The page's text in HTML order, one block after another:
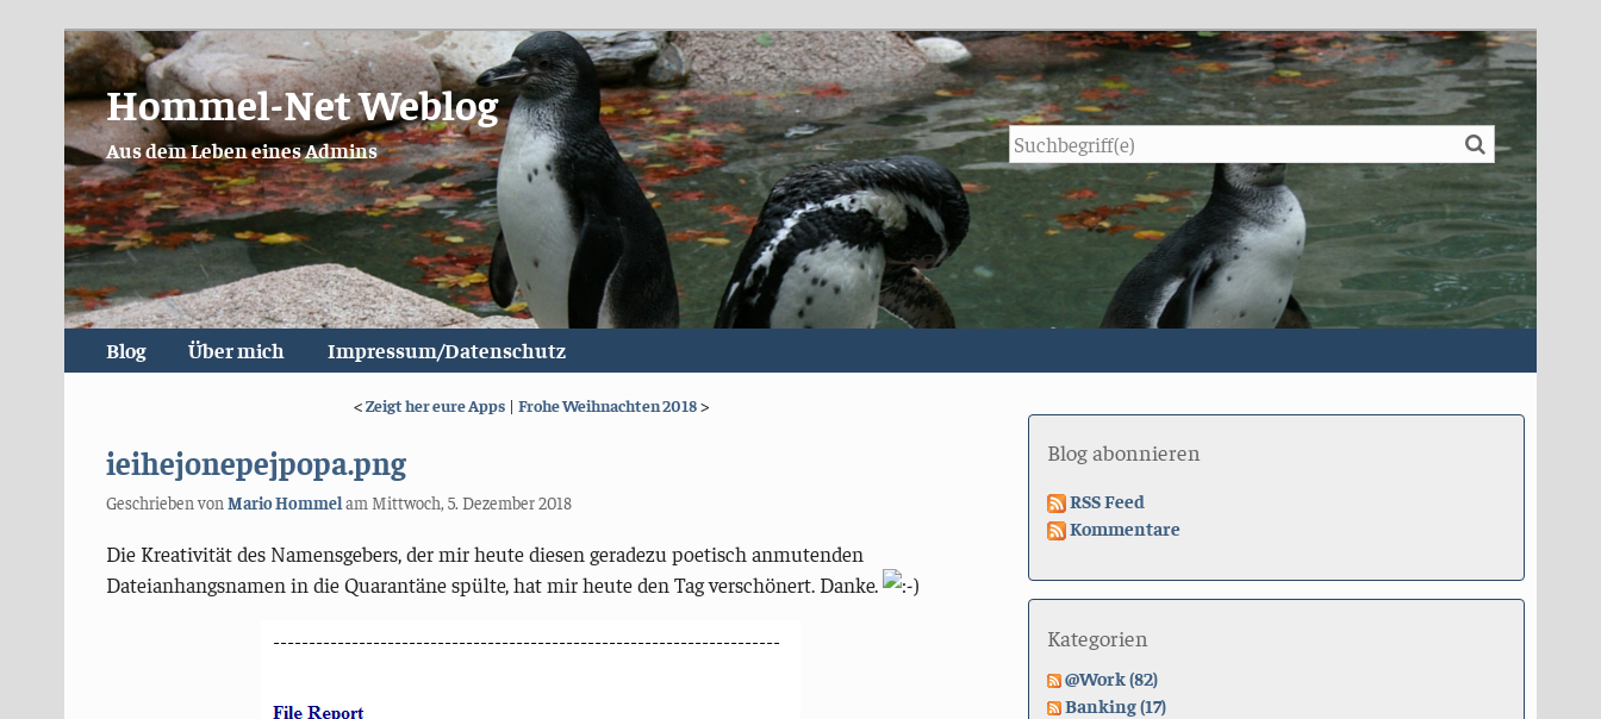
Hommel-Net Weblog
Aus dem Leben eines Admins Suche
Blog Über mich Impressum/Datenschutz
<Zeigt her eure Apps | Frohe Weihnachten 2018>
ieihejonepejpopa.png
Geschrieben von Mario Hommelam Mittwoch, 5. Dezember 2018
Die Kreativität des Namensgebers, der mir heute diesen geradezu poetisch anmutenden
Dateianhangsnamen in die Quarantäne spülte, hat mir heute den Tag verschönert. Danke.
Blog abonnieren
RSS Feed
Kommentare
Kategorien
@Work (82)
Banking (17)